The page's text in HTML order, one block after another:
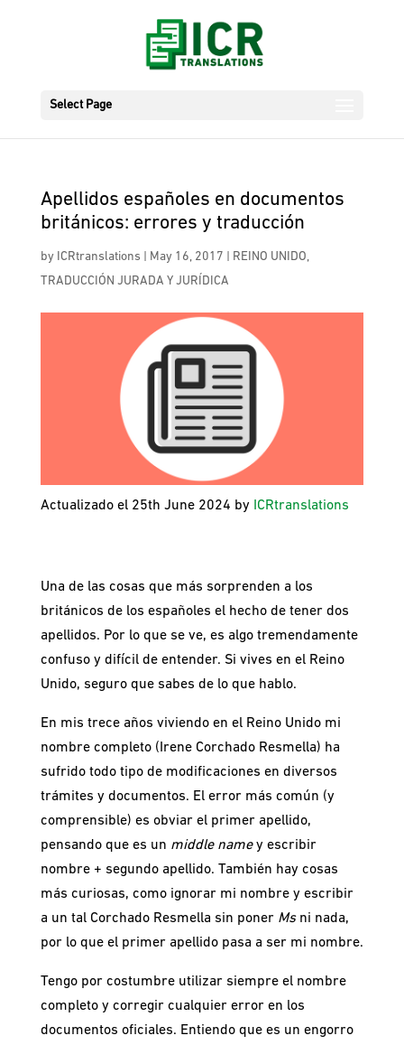
Select Page
Apellidos españoles en documentos
británicos: errores y traducción
by ICRtranslations May 16, 2017 REINO UNIDO,
TRADUCCIÓN JURADA Y JURÍDICA
Actualizado el 25th June 2024 by ICRtranslations
Una de las cosas que más sorprenden a los
británicos de los españoles el hecho de tener dos
apellidos. Por lo que se ve, es algo tremendamente
confuso y difícil de entender. Si vives en el Reino
Unido, seguro que sabes de lo que hablo.
En mis trece años viviendo en el Reino Unido mi
nombre completo (Irene Corchado Resmella) ha
sufrido todo tipo de modificaciones en diversos
trámites y documentos. El error más común (y
comprensible) es obviar el primer apellido,
pensando que es un middle namey escribir
nombre + segundo apellido. También hay cosas
más curiosas, como ignorar mi nombre y escribir
a un tal Corchado Resmella sin poner Msni nada,
por lo que el primer apellido pasa a ser mi nombre.
Tengo por costumbre utilizar siempre el nombre
completo y corregir cualquier error en los
documentos oficiales. Entiendo que es un engorro